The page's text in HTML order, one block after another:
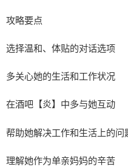
攻略要点
选择温和、体贴的对话选项
多关心她的生活和工作状况
在酒吧【炎】中多与她互动
帮助她解决工作和生活上的问
理解她作为单亲妈妈的辛苦